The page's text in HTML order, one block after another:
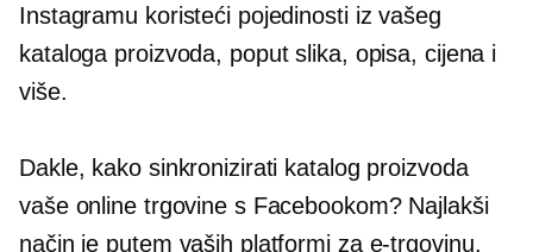
Instagramu koristeći pojedinosti iz vašeg
kataloga proizvoda, poput slika, opisa, cijena i
više.
Dakle, kako sinkronizirati katalog proizvoda
vaše online trgovine s Facebookom? Najlakši
način je putem vaših platformi za e-trgovinu.